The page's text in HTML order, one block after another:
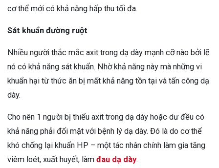
cơ thể mới có khả năng hấp thu tối đa.
Sát khuẩn đường ruột
Nhiều người thắc mắc axit trong dạ dày mạnh cỡ nào bởi lẽ
nó có khả năng sát khuẩn. Nhờ khả năng này mà những vi
khuẩn hại từ thức ăn bị mất khả năng tồn tại và tấn công dạ
dày.
Cho nên 1 người bị thiếu axit trong dạ dày hoặc dư đều có
khả năng phải đối mặt với bệnh lý dạ dày. Đó là do cơ thể
khó chống lại khuẩn HP – một tác nhân chính làm gia tăng
viêm loét, xuất huyết, làm đau dạ dày.